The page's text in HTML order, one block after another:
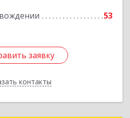
53
заявку
контакты
заявку
Назад